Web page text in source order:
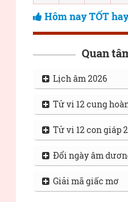
Hôm nay TỐT
Quan
Lịch âm 2026
Tử vi 12 cung
Tử vi 12 con giáp
Đổi ngày âm
Giải mã giấc mơ